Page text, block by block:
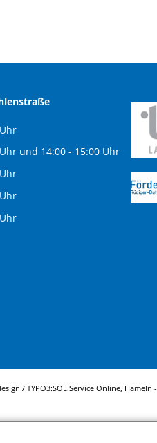
und 14:00 - 15:00 Uhr
/ TYPO3:SOL.Service Online , Hameln -